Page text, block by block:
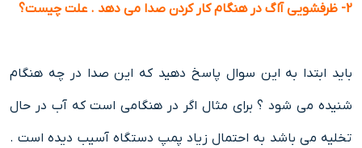
2- ظرفشویی آاگ در هنگام کار کردن صدا می دهد . علت چیست؟
باید ابتدا به این سوال پاسخ دهید که این صدا در چه هنگام
شنیده می شود ؟ برای مثال اگر در هنگامی است که آب در حال
تخلیه می باشد به احتمال زیاد پمپ دستگاه آسیب دیده است .